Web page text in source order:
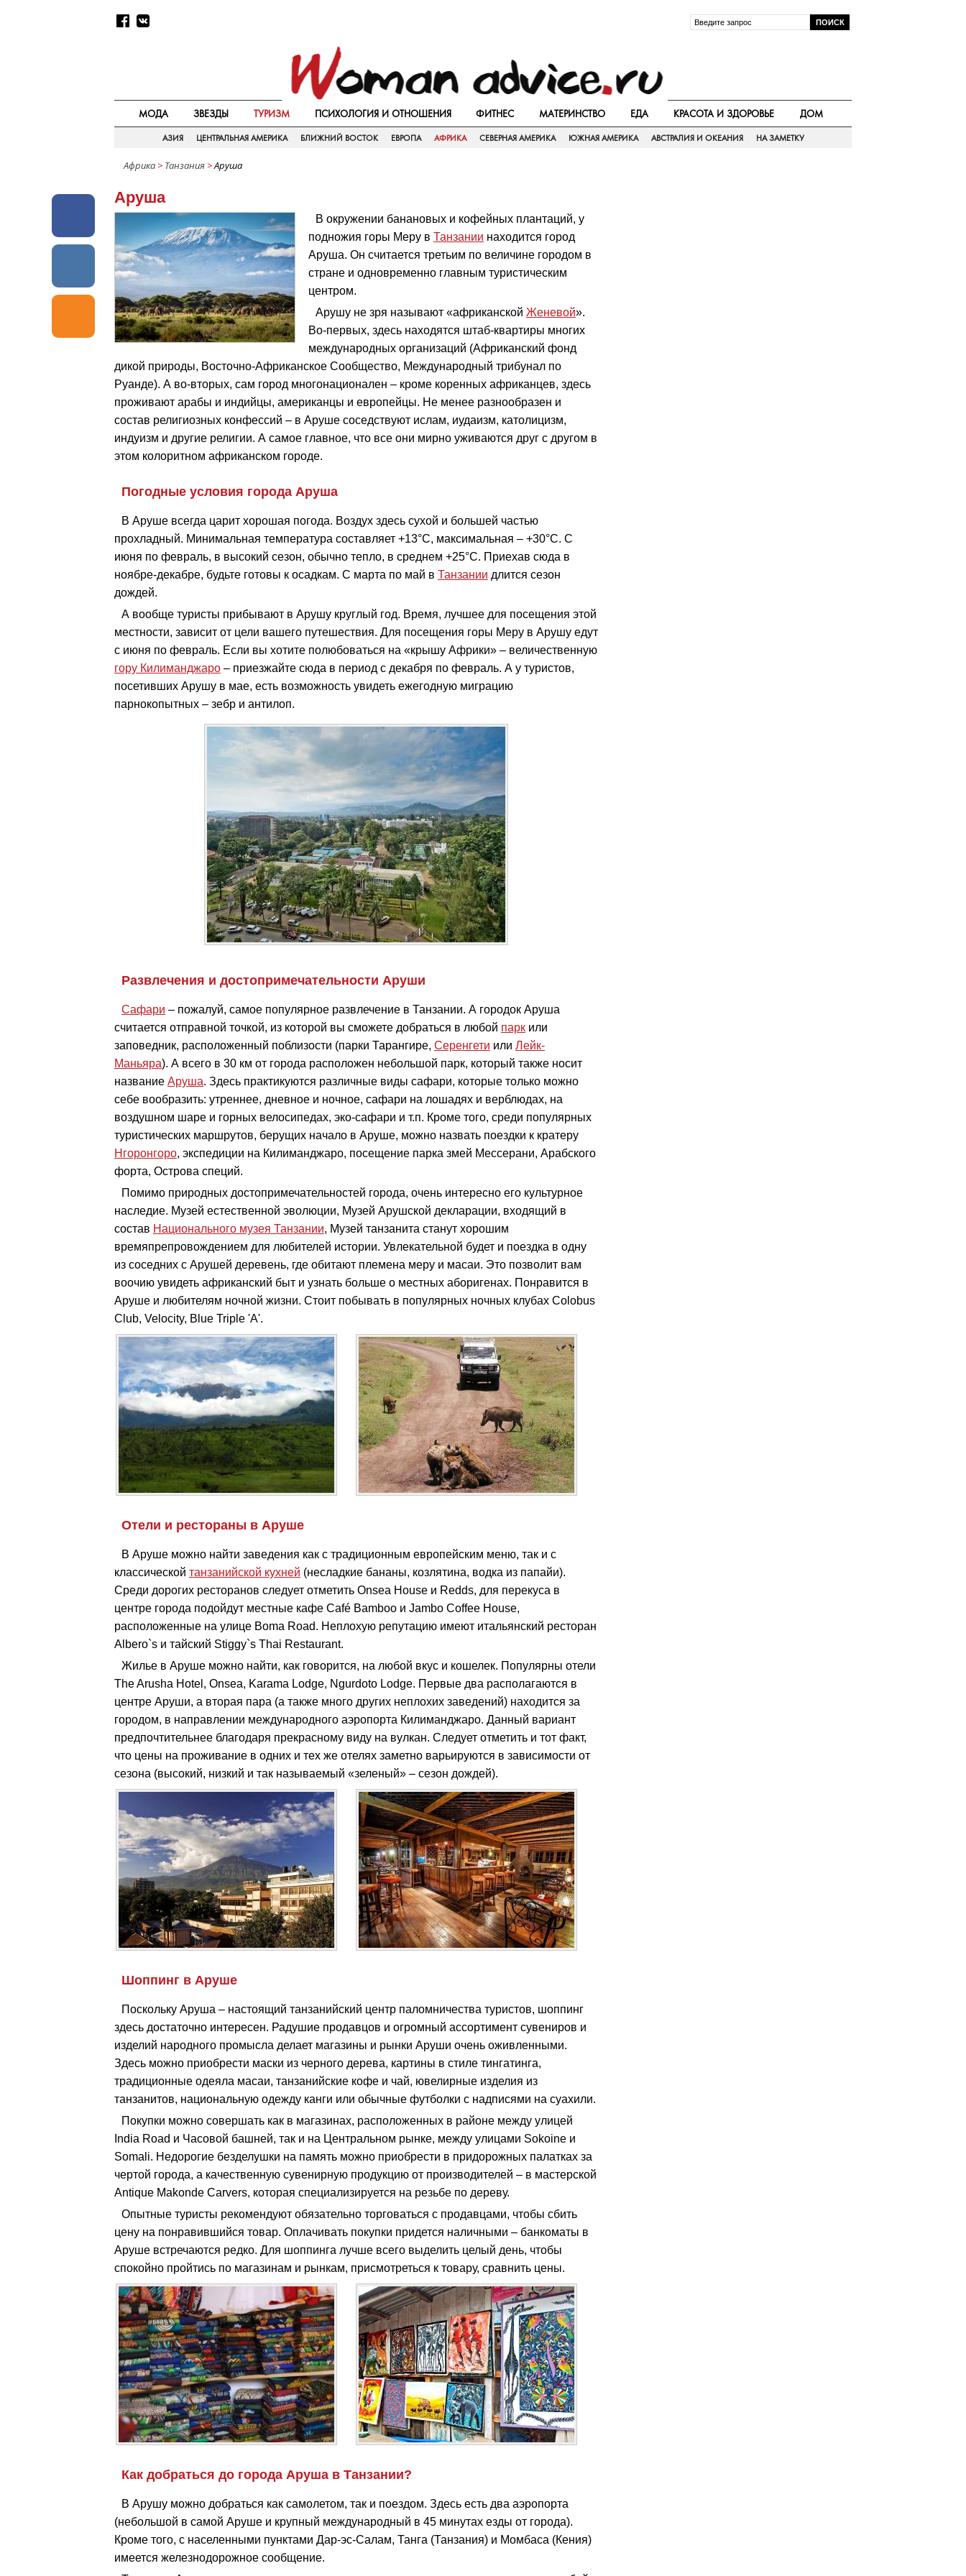
МОДА ЗВЕЗДЫ ТУРИЗМ ПСИХОЛОГИЯ И ОТНОШЕНИЯ ФИТНЕС МАТЕРИНСТВО ЕДА КРАСОТА И ЗДОРОВЬЕ ДОМ
АЗИЯ ЦЕНТРАЛЬНАЯ АМЕРИКА БЛИЖНИЙ ВОСТОК ЕВРОПА АФРИКА СЕВЕРНАЯ АМЕРИКА ЮЖНАЯ АМЕРИКА АВСТРАЛИЯ И ОКЕАНИЯ НА ЗАМЕТКУ
Африка > Танзания >Аруша
Аруша
В окружении банановых и кофейных плантаций, у
подножия горы Меру в Танзании находится город
Аруша. Он считается третьим по величине городом в
стране и одновременно главным туристическим
центром.
Арушу не зря называют «африканской Женевой».
Во-первых, здесь находятся штаб-квартиры многих
международных организаций (Африканский фонд
дикой природы, Восточно-Африканское Сообщество, Международный трибунал по
Руанде). А во-вторых, сам город многонационален – кроме коренных африканцев, здесь
проживают арабы и индийцы, американцы и европейцы. Не менее разнообразен и
состав религиозных конфессий – в Аруше соседствуют ислам, иудаизм, католицизм,
индуизм и другие религии. А самое главное, что все они мирно уживаются друг с другом в
этом колоритном африканском городе.
Погодные условия города Аруша
В Аруше всегда царит хорошая погода. Воздух здесь сухой и большей частью
прохладный. Минимальная температура составляет +13°С, максимальная – +30°С. С
июня по февраль, в высокий сезон, обычно тепло, в среднем +25°С. Приехав сюда в
ноябре-декабре, будьте готовы к осадкам. С марта по май в Танзании длится сезон
дождей.
А вообще туристы прибывают в Арушу круглый год. Время, лучшее для посещения этой
местности, зависит от цели вашего путешествия. Для посещения горы Меру в Арушу едут
с июня по февраль. Если вы хотите полюбоваться на «крышу Африки» – величественную
гору Килиманджаро – приезжайте сюда в период с декабря по февраль. А у туристов,
посетивших Арушу в мае, есть возможность увидеть ежегодную миграцию
парнокопытных – зебр и антилоп.
Развлечения и достопримечательности Аруши
Сафари – пожалуй, самое популярное развлечение в Танзании. А городок Аруша
считается отправной точкой, из которой вы сможете добраться в любой парк или
заповедник, расположенный поблизости (парки Тарангире, Серенгети или Лейк-
Маньяра). А всего в 30 км от города расположен небольшой парк, который также носит
название Аруша. Здесь практикуются различные виды сафари, которые только можно
себе вообразить: утреннее, дневное и ночное, сафари на лошадях и верблюдах, на
воздушном шаре и горных велосипедах, эко-сафари и т.п. Кроме того, среди популярных
туристических маршрутов, берущих начало в Аруше, можно назвать поездки к кратеру
Нгоронгоро, экспедиции на Килиманджаро, посещение парка змей Мессерани, Арабского
форта, Острова специй.
Помимо природных достопримечательностей города, очень интересно его культурное
наследие. Музей естественной эволюции, Музей Арушской декларации, входящий в
состав Национального музея Танзании, Музей танзанита станут хорошим
времяпрепровождением для любителей истории. Увлекательной будет и поездка в одну
из соседних с Арушей деревень, где обитают племена меру и масаи. Это позволит вам
воочию увидеть африканский быт и узнать больше о местных аборигенах. Понравится в
Аруше и любителям ночной жизни. Стоит побывать в популярных ночных клубах Colobus
Club, Velocity, Blue Triple 'A'.
Отели и рестораны в Аруше
В Аруше можно найти заведения как с традиционным европейским меню, так и с
классической танзанийской кухней (несладкие бананы, козлятина, водка из папайи).
Среди дорогих ресторанов следует отметить Onsea House и Redds, для перекуса в
центре города подойдут местные кафе Café Bamboo и Jambo Coffee House,
расположенные на улице Boma Road. Неплохую репутацию имеют итальянский ресторан
Albero`s и тайский Stiggy`s Thai Restaurant.
Жилье в Аруше можно найти, как говорится, на любой вкус и кошелек. Популярны отели
The Arusha Hotel, Onsea, Karama Lodge, Ngurdoto Lodge. Первые два располагаются в
центре Аруши, а вторая пара (а также много других неплохих заведений) находится за
городом, в направлении международного аэропорта Килиманджаро. Данный вариант
предпочтительнее благодаря прекрасному виду на вулкан. Следует отметить и тот факт,
что цены на проживание в одних и тех же отелях заметно варьируются в зависимости от
сезона (высокий, низкий и так называемый «зеленый» – сезон дождей).
Шоппинг в Аруше
Поскольку Аруша – настоящий танзанийский центр паломничества туристов, шоппинг
здесь достаточно интересен. Радушие продавцов и огромный ассортимент сувениров и
изделий народного промысла делает магазины и рынки Аруши очень оживленными.
Здесь можно приобрести маски из черного дерева, картины в стиле тингатинга,
традиционные одеяла масаи, танзанийские кофе и чай, ювелирные изделия из
танзанитов, национальную одежду канги или обычные футболки с надписями на суахили.
Покупки можно совершать как в магазинах, расположенных в районе между улицей
India Road и Часовой башней, так и на Центральном рынке, между улицами Sokoine и
Somali. Недорогие безделушки на память можно приобрести в придорожных палатках за
чертой города, а качественную сувенирную продукцию от производителей – в мастерской
Antique Makonde Carvers, которая специализируется на резьбе по дереву.
Опытные туристы рекомендуют обязательно торговаться с продавцами, чтобы сбить
цену на понравившийся товар. Оплачивать покупки придется наличными – банкоматы в
Аруше встречаются редко. Для шоппинга лучше всего выделить целый день, чтобы
спокойно пройтись по магазинам и рынкам, присмотреться к товару, сравнить цены.
Как добраться до города Аруша в Танзании?
В Арушу можно добраться как самолетом, так и поездом. Здесь есть два аэропорта
(небольшой в самой Аруше и крупный международный в 45 минутах езды от города).
Кроме того, с населенными пунктами Дар-эс-Салам, Танга (Танзания) и Момбаса (Кения)
имеется железнодорожное сообщение.